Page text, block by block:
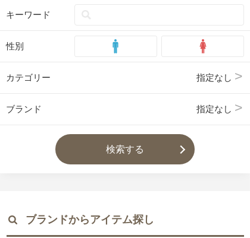
キーワード
性別
カテゴリー 指定なし
ブランド 指定なし
検索する
ブランドからアイテム探し